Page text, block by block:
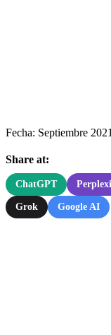
Fecha: Septiembre 2021
Share at:
ChatGPT
Grok Google AI